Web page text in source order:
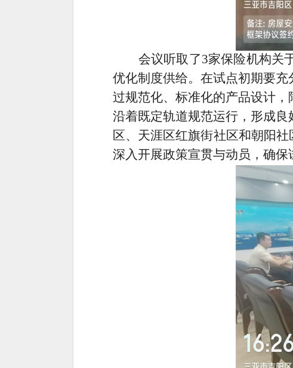
会议听取了3家保险机构关
优化制度供给。在试点初期要
过规范化、标准化的产品设计
沿着既定轨道规范运行，形成
区、天涯区红旗街社区和朝阳社
深入开展政策宣贯与动员，确保